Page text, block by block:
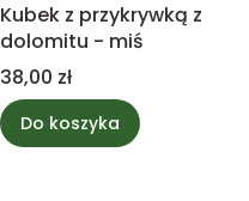
Kubek z przykrywką z
dolomitu - miś
Cena
38,00 zł
Do koszyka